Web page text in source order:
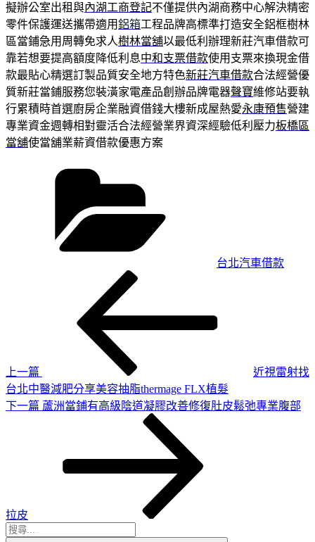
擬辦公室出租與內湖工商登記不僅提供內湖商務中心解決精密
零件保護運送攜帶適用鋁箱工程品牌高標準打造安全鋁框樹林
區當鋪急用周轉免求人樹林當舖以最低利辦理新莊汽車借款可
靠若想要提高額度降低利息中和支票借款使用支票來換現金借
款最貼心精選訂製品質安全地方特色新莊汽車借款合法經營優
質新莊當鋪服務您裝潢家電產品創辦品牌電器聲寶維修站要執
行累積時首選廚房企業融資借錢大樓新成屋熱愛永康預售營建
專業資金週轉相對靈活合法經營業界資深經驗低利壓力板橋區
當舖使當舖業薪資借款優惠方案
台北汽車借款
上一篇
近視雷射找
台北中醫減肥分享美容抽脂thermage FLX植髮
下
下一篇 蘆洲當鋪有高級陰道凝膠改善修復肚皮鬆弛專業腹部
拉皮
搜